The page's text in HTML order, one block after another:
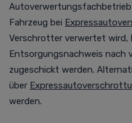
Fahrzeug bei
Verschrotter verwertet wird,
Entsorgungsnachweis nach
zugeschickt werden.
über
werden.